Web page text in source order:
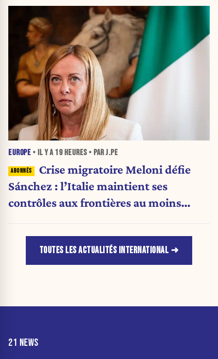
EUROPE • IL Y A 19 HEURES• PAR J.PE
Crise migratoire Meloni défie
Sánchez : l’Italie maintient ses
contrôles aux frontières au moins
TOUTES LES ACTUALITÉS INTERNATIONAL
21 NEWS